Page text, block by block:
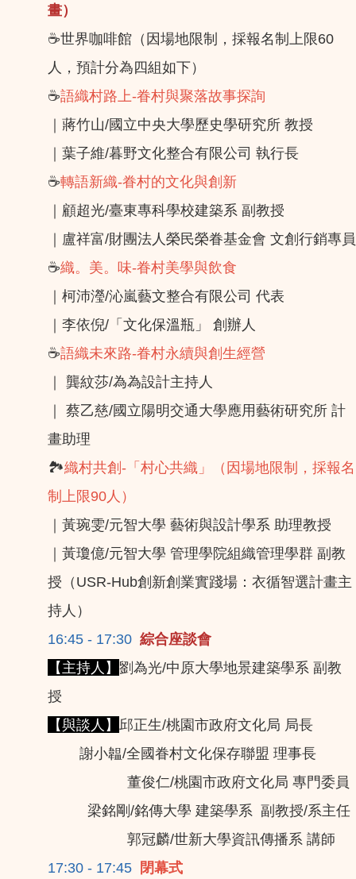
畫）
☕️世界咖啡館（因場地限制，採報名制上限60
人，預計分為四組如下）
☕️語織村路上-眷村與聚落故事探詢
｜蔣竹山/國立中央大學歷史學研究所 教授
｜葉子維/暮野文化整合有限公司 執行長
☕️轉語新織-眷村的文化與創新
｜顧超光/臺東專科學校建築系 副教授
｜盧祥富/財團法人榮民榮眷基金會 文創行銷專員
☕️織。美。味-眷村美學與飲食
｜柯沛瀅/沁嵐藝文整合有限公司 代表
｜李依倪/「文化保溫瓶」 創辦人
☕️語織未來路-眷村永續與創生經營
｜ 龔紋莎/為為設計主持人
｜ 蔡乙慈/國立陽明交通大學應用藝術研究所 計
畫助理
🏞️織村共創-「村心共織」（因場地限制，採報名
制上限90人）
｜黃琬雯/元智大學 藝術與設計學系 助理教授
｜黃瓊億/元智大學 管理學院組織管理學群 副教
授（USR-Hub創新創業實踐場：衣循智選計畫主
持人）
16:45 - 17:30 綜合座談會
【主持人】 劉為光/中原大學地景建築學系 副教
授
【與談人】 邱正生/桃園市政府文化局 局長
謝小韞/全國眷村文化保存聯盟 理事長
董俊仁/桃園市政府文化局 專門委員
梁銘剛/銘傳大學 建築學系 副教授/系主任
郭冠麟/世新大學資訊傳播系 講師
17:30 - 17:45
閉幕式